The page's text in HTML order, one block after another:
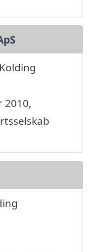
2010,